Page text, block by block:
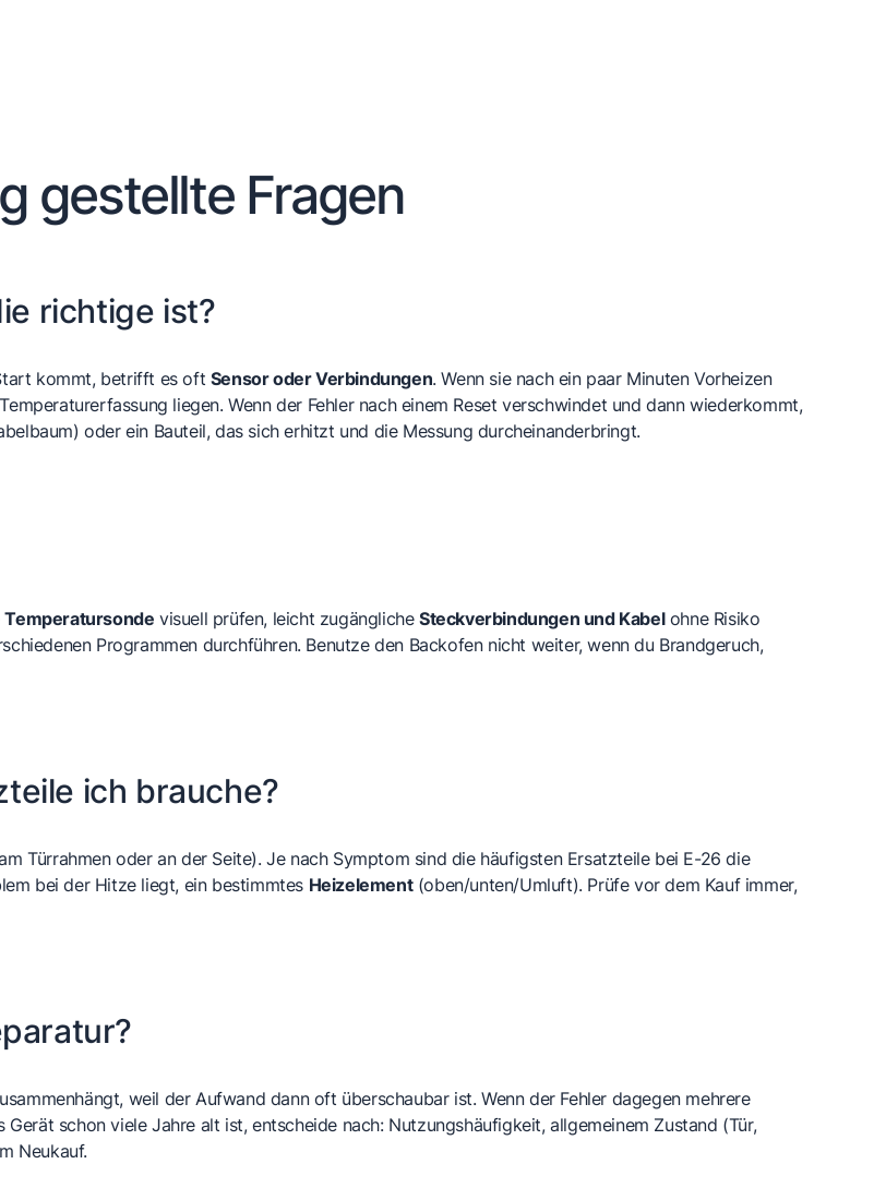
gestellte Fragen
richtige ist?
kommt, betrifft es oft Sensor oder Verbindungen. Wenn sie nach ein paar Minuten Vorheizen
liegen. Wenn der Fehler nach einem Reset verschwindet und dann wiederkommt,
oder ein Bauteil, das sich erhitzt und die Messung durcheinanderbringt.
Temperatursonde visuell prüfen, leicht zugänglicheSteckverbindungen und Kabelohne Risiko
Programmen durchführen. Benutze den Backofen nicht weiter, wenn du Brandgeruch,
ich brauche?
Türrahmen oder an der Seite). Je nach Symptom sind die häufigsten Ersatzteile bei E-26 die
bei der Hitze liegt, ein bestimmtes Heizelement(oben/unten/Umluft). Prüfe vor dem Kauf immer,
weil der Aufwand dann oft überschaubar ist. Wenn der Fehler dagegen mehrere
schon viele Jahre alt ist, entscheide nach: Nutzungshäufigkeit, allgemeinem Zustand (Tür,
Neukauf.